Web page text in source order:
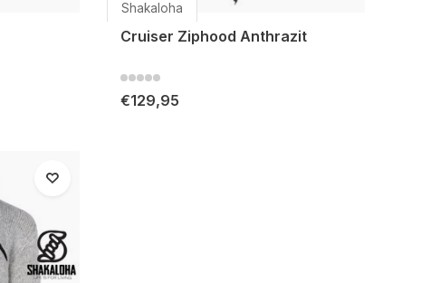
Shakaloha
Cruiser Ziphood Anthrazit
€129,95